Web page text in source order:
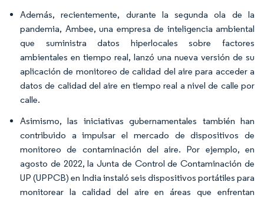
Además, recientemente, durante la segunda ola de la
pandemia, Ambee, una empresa de inteligencia ambiental
que suministra datos hiperlocales sobre factores
ambientales en tiempo real, lanzó una nueva versión de su
aplicación de monitoreo de calidad del aire para acceder a
datos de calidad del aire en tiempo real a nivel de calle por
calle.
Asimismo, las iniciativas gubernamentales también han
contribuido a impulsar el mercado de dispositivos de
monitoreo de contaminación del aire. Por ejemplo, en
agosto de 2022, la Junta de Control de Contaminación de
UP (UPPCB) en India instaló seis dispositivos portátiles para
monitorear la calidad del aire en áreas que enfrentan